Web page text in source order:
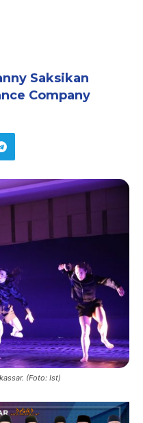
Saksikan
Company
(Foto: Ist)